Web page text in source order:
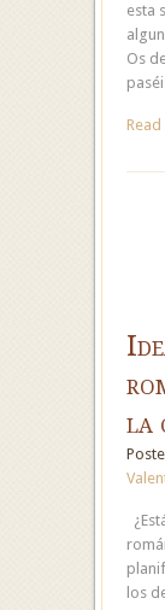
esta
Os
la
los